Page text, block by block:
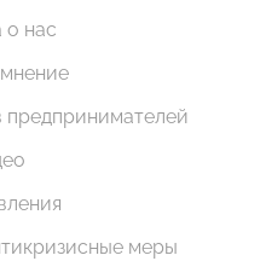
о нас
меры